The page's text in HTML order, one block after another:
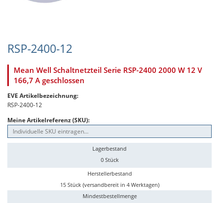
RSP-2400-12
Mean Well Schaltnetzteil Serie RSP-2400 2000 W 12 V
166,7 A geschlossen
EVE Artikelbezeichnung:
RSP-2400-12
Meine Artikelreferenz (SKU):
Lagerbestand
0 Stück
Herstellerbestand
15 Stück (versandbereit in 4 Werktagen)
Mindestbestellmenge